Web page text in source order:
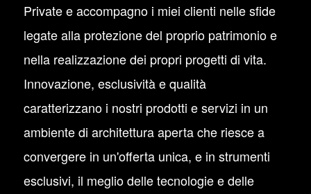
Private e accompagno i miei clienti nelle sfide
legate alla protezione del proprio patrimonio e
nella realizzazione dei propri progetti di vita.
Innovazione, esclusività e qualità
caratterizzano i nostri prodotti e servizi in un
ambiente di architettura aperta che riesce a
convergere in un'offerta unica, e in strumenti
esclusivi, il meglio delle tecnologie e delle